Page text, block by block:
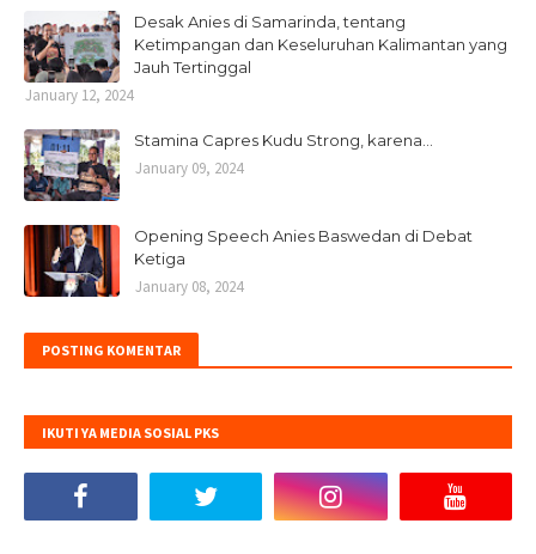
Desak Anies di Samarinda, tentang
Ketimpangan dan Keseluruhan Kalimantan yang
Jauh Tertinggal
January 12, 2024
Stamina Capres Kudu Strong, karena...
January 09, 2024
Opening Speech Anies Baswedan di Debat
Ketiga
January 08, 2024
POSTING KOMENTAR
IKUTI YA MEDIA SOSIAL PKS